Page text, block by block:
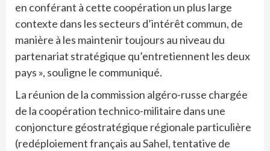
en conférant à cette coopération un plus large
contexte dans les secteurs d’intérêt commun, de
manière à les maintenir toujours au niveau du
partenariat stratégique qu’entretiennent les deux
pays », souligne le communiqué.
La réunion de la commission algéro-russe chargée
de la coopération technico-militaire dans une
conjoncture géostratégique régionale particulière
(redéploiement français au Sahel, tentative de